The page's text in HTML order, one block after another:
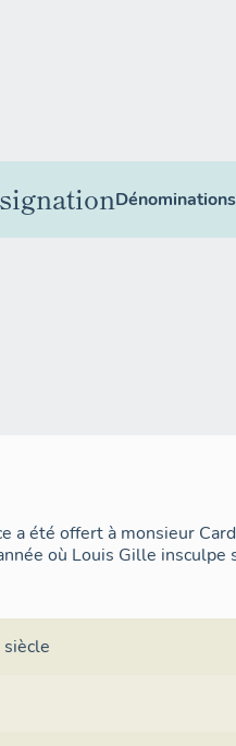
Dénominations
a été offert à monsieur
où Louis Gille insculpe